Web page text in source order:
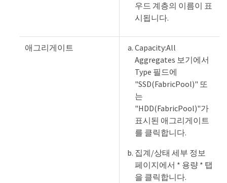
우드 계층의 이름이 표
시됩니다.
애그리게이트
Capacity:All
Aggregates 보기에서
Type 필드에
"SSD(FabricPool)" 또
는
"HDD(FabricPool)"가
표시된 애그리게이트
를 클릭합니다.
집계/상태 세부 정보
페이지에서 * 용량 * 탭
을 클릭합니다.